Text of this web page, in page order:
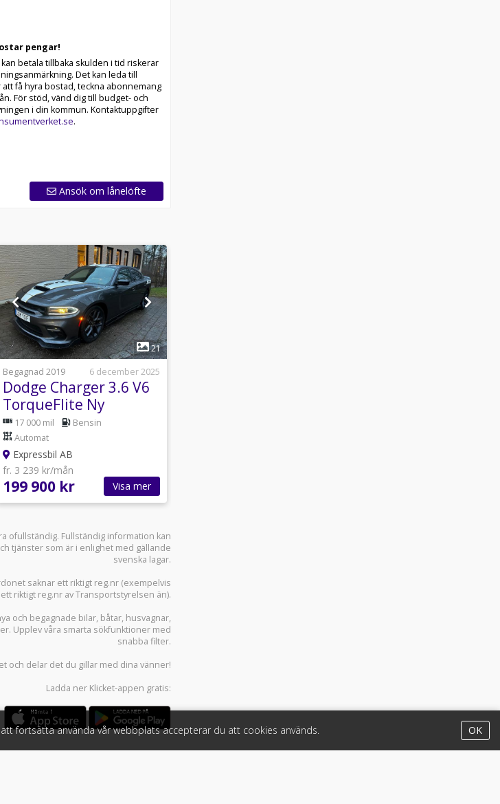
pengar!
betala tillbaka skulden i tid riskerar
Det kan leda till
få hyra bostad, teckna abonnemang
För stöd, vänd dig till budget- och
i din kommun. Kontaktuppgifter
.
Ansök om lånelöfte
1
21
Begagnad 2019
6 december 2025
Dodge Charger 3.6 V6
TorqueFlite Ny
besiktad (Utrustad)
17 000 mil
Bensin
Automat
Expressbil AB
fr. 3 239 kr/mån
199 900 kr Visa mer
ofullständig. Fullständig information kan
tjänster som är i enlighet med gällande
svenska lagar.
saknar ett riktigt reg.nr (exempelvis
riktigt reg.nr av Transportstyrelsen än).
och begagnade bilar, båtar, husvagnar,
Upplev våra smarta sökfunktioner med
snabba filter.
och delar det du gillar med dina vänner!
Ladda ner Klicket-appen gratis:
fortsätta använda vår webbplats accepterar du att cookies används. OK